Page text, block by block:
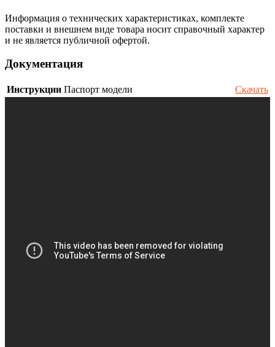
Информация о технических характеристиках, комплекте
поставки и внешнем виде товара носит справочный характер
и не является публичной офертой.
Документация
Инструкции Паспорт модели Скачать